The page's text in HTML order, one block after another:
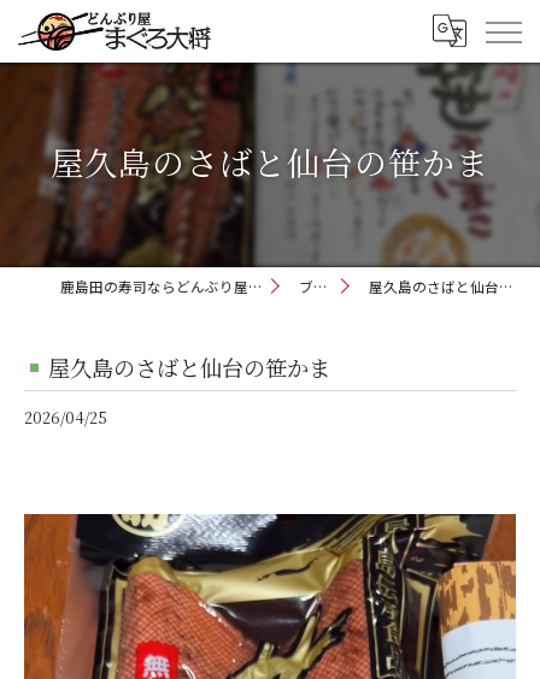
屋久島のさばと仙台の笹かま
鹿島田の寿司ならどんぶり屋まぐろ大将 ブログ 屋久島のさばと仙台の笹かま
屋久島のさばと仙台の笹かま
2026/04/25